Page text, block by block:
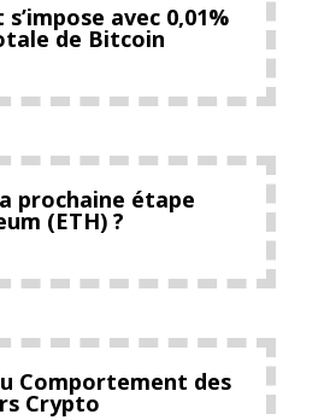
avec 0,01%
de Bitcoin
prochaine étape
(ETH) ?
Comportement des
Crypto